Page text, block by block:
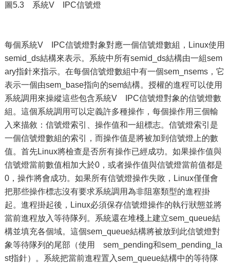
圖5.3 系統V IPC信號燈
每個系統V IPC信號燈對象對應一個信號燈數組，Linux使用
semid_ds結構來表示。系統中所有semid_ds結構由一組sem
ary指針來指示。在每個信號燈數組中有一個sem_nsems，它
表示一個由sem_base指向的sem結構。授權的進程可以使用
系統調用來操縱這些包含系統V IPC信號燈對象的信號燈數
組。這個系統調用可以定義許多種操作，每個操作用三個輸
入來描敘：信號燈索引、操作值和一組標志。信號燈索引是
一個信號燈數組的索引，而操作值是將被加到信號燈上的數
值。首先Linux將檢查是否所有操作已經成功。如果操作值與
信號燈當前數值相加大於0，或者操作值與信號燈當前值都是
0，操作將會成功。如果所有信號燈操作失敗，Linux僅僅會
把那些操作標志沒有要求系統調用為非阻塞類型的進程掛
起。進程掛起後，Linux必須保存信號燈操作的執行狀態並將
當前進程放入等待隊列。系統還在堆棧上建立sem_queue結
構並填充各個域。這個sem_queue結構將被放到此信號燈對
象等待隊列的尾部（使用 sem_pending和sem_pending_la
st指針）。系統把當前進程置入sem_queue結構中的等待隊